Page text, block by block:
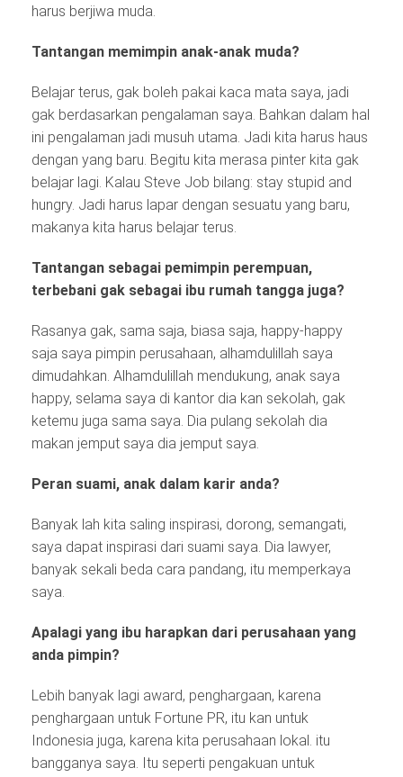
harus berjiwa muda.
Tantangan memimpin anak-anak muda?
Belajar terus, gak boleh pakai kaca mata saya, jadi
gak berdasarkan pengalaman saya. Bahkan dalam hal
ini pengalaman jadi musuh utama. Jadi kita harus haus
dengan yang baru. Begitu kita merasa pinter kita gak
belajar lagi. Kalau Steve Job bilang: stay stupid and
hungry. Jadi harus lapar dengan sesuatu yang baru,
makanya kita harus belajar terus.
Tantangan sebagai pemimpin perempuan,
terbebani gak sebagai ibu rumah tangga juga?
Rasanya gak, sama saja, biasa saja, happy-happy
saja saya pimpin perusahaan, alhamdulillah saya
dimudahkan. Alhamdulillah mendukung, anak saya
happy, selama saya di kantor dia kan sekolah, gak
ketemu juga sama saya. Dia pulang sekolah dia
makan jemput saya dia jemput saya.
Peran suami, anak dalam karir anda?
Banyak lah kita saling inspirasi, dorong, semangati,
saya dapat inspirasi dari suami saya. Dia lawyer,
banyak sekali beda cara pandang, itu memperkaya
saya.
Apalagi yang ibu harapkan dari perusahaan yang
anda pimpin?
Lebih banyak lagi award, penghargaan, karena
penghargaan untuk Fortune PR, itu kan untuk
Indonesia juga, karena kita perusahaan lokal. itu
bangganya saya. Itu seperti pengakuan untuk